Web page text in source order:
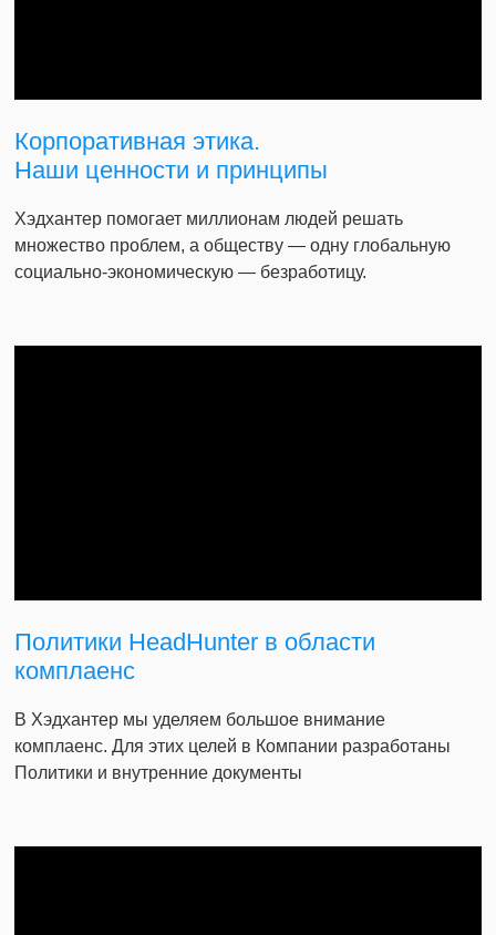
Корпоративная этика.
Наши ценности и принципы
Хэдхантер помогает миллионам людей решать
множество проблем, а обществу — одну глобальную
социально-экономическую — безработицу.
Политики HeadHunter в области
комплаенс
В Хэдхантер мы уделяем большое внимание
комплаенс. Для этих целей в Компании разработаны
Политики и внутренние документы